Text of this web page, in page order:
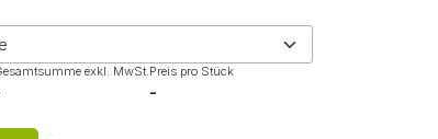
exkl. MwSt.Preis pro Stück
-